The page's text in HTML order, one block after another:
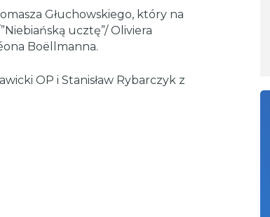
Głuchowskiego, który na
ucztę”/ Oliviera
Boëllmanna.
OP i Stanisław Rybarczyk z